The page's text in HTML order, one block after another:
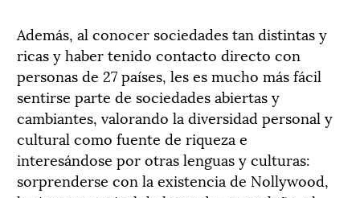
Además, al conocer sociedades tan distintas y
ricas y haber tenido contacto directo con
personas de 27 países, les es mucho más fácil
sentirse parte de sociedades abiertas y
cambiantes, valorando la diversidad personal y
cultural como fuente de riqueza e
interesándose por otras lenguas y culturas:
sorprenderse con la existencia de Nollywood,